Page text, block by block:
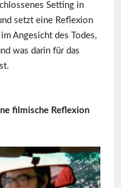
Setting in
setzt eine Reflexion
Angesicht des Todes,
was darin für das
filmische Reflexion